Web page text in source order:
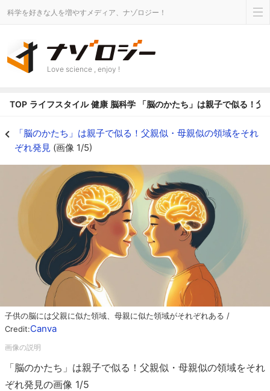
科学を好きな人を増やすメディア、ナゾロジー！
Love science , enjoy !
TOP ライフスタイル 健康 脳科学 「脳のかたち」は親子で似る！
「脳のかたち」は親子で似る！父親似・母親似の領域をそれ
ぞれ発見 (画像 1/5)
子供の脳には父親に似た領域、母親に似た領域がそれぞれある /
Credit:Canva
「脳のかたち」は親子で似る！父親似・母親似の領域をそれ
ぞれ発見の画像 1/5